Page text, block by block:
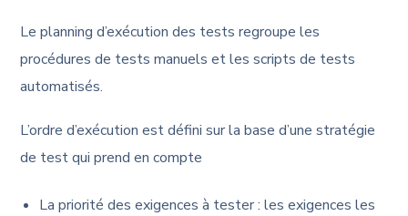
Le planning d’exécution des tests regroupe les
procédures de tests manuels et les scripts de tests
automatisés.
L’ordre d’exécution est défini sur la base d’une stratégie
de test qui prend en compte
La priorité des exigences à tester : les exigences les